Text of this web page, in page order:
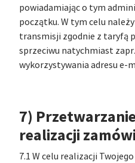
powiadamiając o tym
początku. W tym celu
transmisji zgodnie z taryfą
sprzeciwu natychmiast
wykorzystywania adresu e-
7)
realizacji
7.1 W celu realizacji